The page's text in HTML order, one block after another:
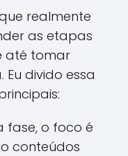
realmente
as etapas
até tomar
divido essa
fase, o foco é
conteúdos